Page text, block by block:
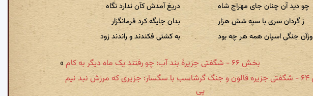
چو دید آن چنان جای مهراج شاه
دریغ آمدش کآن ندارد نگاه
ز گردان سری با سپه شش هزار
بدان جایگه کرد فرمانگزار
وزآن جنگی اسپان همه هر چه بود
به کشتی فکندند و راندند زود
بخش ۶۶ - شگفتی جزیرۀ بند آب: چو رفتند یک ماه دیگر به کام
»
بخش ۶۴ - شگفتی جزیره قالون و جنگ گرشاسب با سگسار: جزیری که مرزش نبد نیم
پی